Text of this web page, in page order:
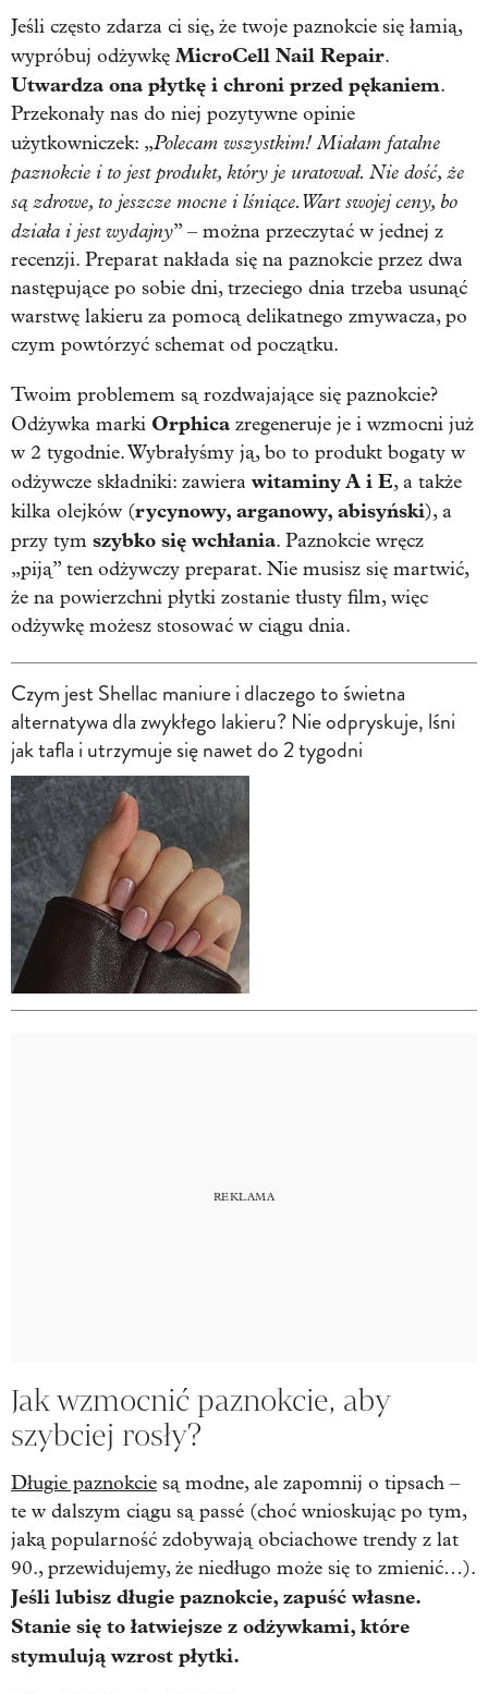
Jeśli często zdarza ci się, że twoje paznokcie się łamią,
wypróbuj odżywkę MicroCell Nail Repair.
Utwardza ona płytkę i chroni przed pękaniem.
Przekonały nas do niej pozytywne opinie
użytkowniczek: „Polecam wszystkim! Miałam fatalne
paznokcie i to jest produkt, który je uratował. Nie dość, że
są zdrowe, to jeszcze mocne i lśniące. Wart swojej ceny, bo
działa i jest wydajny” – można przeczytać w jednej z
recenzji. Preparat nakłada się na paznokcie przez dwa
następujące po sobie dni, trzeciego dnia trzeba usunąć
warstwę lakieru za pomocą delikatnego zmywacza, po
czym powtórzyć schemat od początku.
Twoim problemem są rozdwajające się paznokcie?
Odżywka marki Orphica zregeneruje je i wzmocni już
w 2 tygodnie. Wybrałyśmy ją, bo to produkt bogaty w
odżywcze składniki: zawiera witaminy A i E, a także
kilka olejków (rycynowy, arganowy, abisyński), a
przy tym szybko się wchłania. Paznokcie wręcz
„piją” ten odżywczy preparat. Nie musisz się martwić,
że na powierzchni płytki zostanie tłusty film, więc
odżywkę możesz stosować w ciągu dnia.
Czym jest Shellac maniure i dlaczego to świetna
alternatywa dla zwykłego lakieru? Nie odpryskuje, lśni
jak tafla i utrzymuje się nawet do 2 tygodni
Jak wzmocnić paznokcie, aby
szybciej rosły?
Długie paznokcie są modne, ale zapomnij o tipsach –
te w dalszym ciągu są passé (choć wnioskując po tym,
jaką popularność zdobywają obciachowe trendy z lat
90., przewidujemy, że niedługo może się to zmienić…).
Jeśli lubisz długie paznokcie, zapuść własne.
Stanie się to łatwiejsze z odżywkami, które
stymulują wzrost płytki.